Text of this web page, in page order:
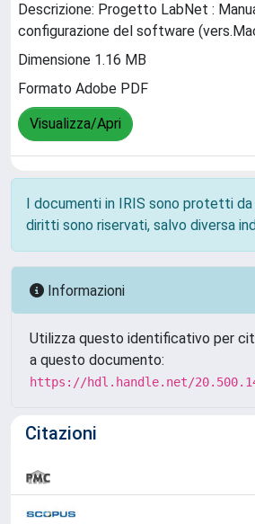
Descrizione: Progetto LabNet :
configurazione del software
Dimensione 1.16 MB
Formato Adobe PDF
Visualizza/Apri
I documenti in IRIS sono protetti
diritti sono riservati, salvo diversa
Informazioni
Utilizza questo identificativo per
a questo documento:
https://hdl.handle.net/
Citazioni